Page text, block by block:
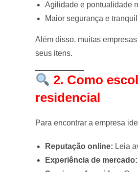
Agilidade e pontualidade
Maior segurança e
Além disso, muitas
seus itens.
2. Como
residencial
Para encontrar a empresa
Reputação online: Leia
Experiência de mercado: